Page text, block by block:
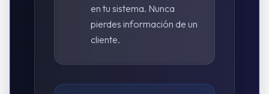
en tu sistema. Nunca
pierdes información de un
cliente.